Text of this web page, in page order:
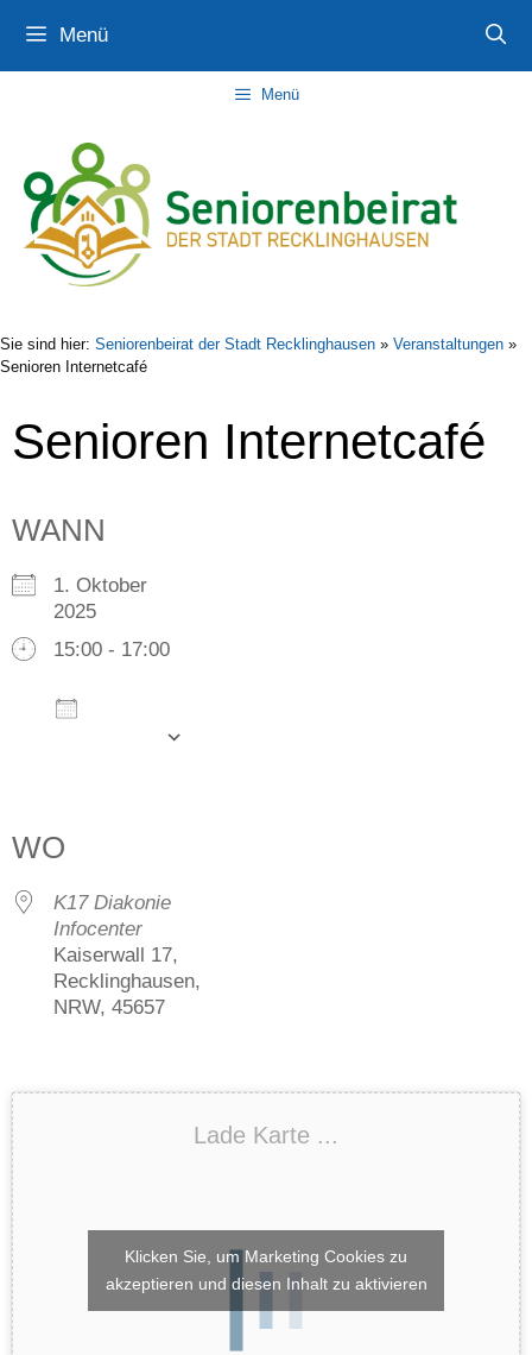
Inhalt
springen
Navigation
springen
Inhalt
springen
Menü
Menü
Sie sind hier: Seniorenbeirat der Stadt Recklinghausen » Veranstaltungen »
Senioren Internetcafé
Senioren Internetcafé
WANN
1. Oktober
2025
15:00 - 17:00
WO
K17 Diakonie
Infocenter
Kaiserwall 17,
Recklinghausen,
NRW, 45657
Lade Karte ...
Klicken Sie, um Marketing Cookies zu
akzeptieren und diesen Inhalt zu aktivieren